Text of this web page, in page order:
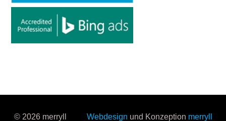
© 2026 merryll Webdesign und Konzeption merryll